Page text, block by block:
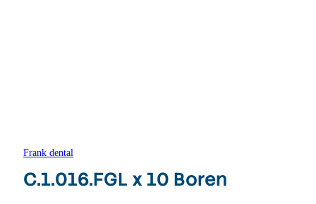
Frank dental
C.1.016.FGL x 10 Boren